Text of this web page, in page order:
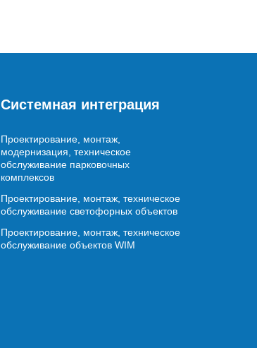
Системная интеграция
Проектирование, монтаж,
модернизация, техническое
обслуживание парковочных
комплексов
Проектирование, монтаж, техническое
обслуживание светофорных объектов
Проектирование, монтаж, техническое
обслуживание объектов WIM